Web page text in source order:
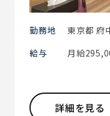
勤務地
東京都 府
給与
月給
詳細を見る